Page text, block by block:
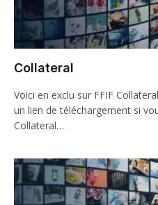
Collateral
Voici en exclu sur FFIF
un lien de téléchargement si
Collateral…